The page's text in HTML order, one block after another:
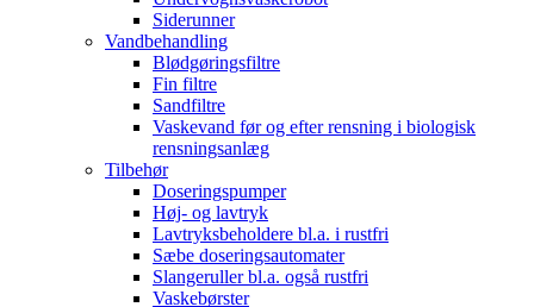
Siderunner
Vandbehandling
Blødgøringsfiltre
Fin filtre
Sandfiltre
Vaskevand før og efter rensning i biologisk
rensningsanlæg
Tilbehør
Doseringspumper
Høj- og lavtryk
Lavtryksbeholdere bl.a. i rustfri
Sæbe doseringsautomater
Slangeruller bl.a. også rustfri
Vaskebørster